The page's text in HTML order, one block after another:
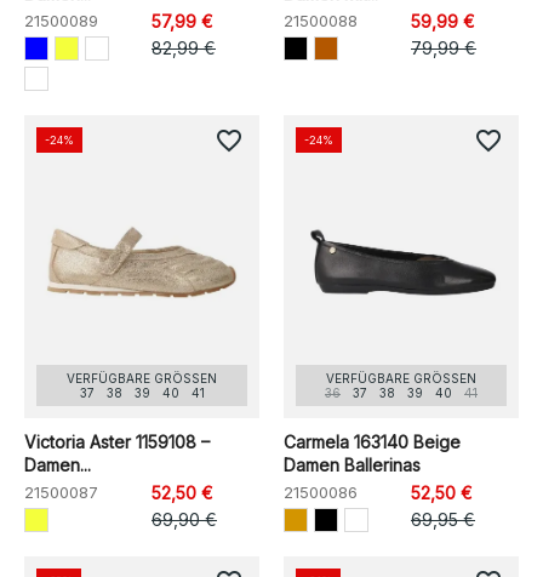
21500089
57,99 €
82,99 €
21500088
59,99 €
79,99 €
VERFÜGBARE GRÖSSEN
37
38 39 40 41
Victoria Aster 1159108 –
Damen...
21500087
52,50 €
69,90 €
-24% favorite_border
VERFÜGBARE GRÖSSEN
36
37 38 39 40 41
Carmela 163140 Beige
Damen Ballerinas
21500086
52,50 €
69,95 €
-24% favorite_border